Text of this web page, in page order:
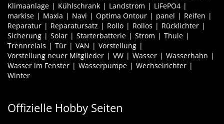
Klimaanlage
Kühlschrank Landstrom
LiFePO4
markise
Maxia Navi Optima Ontour panel
Reifen
Reparatur
Reparatursatz Rollo Rollos
Rücklichter
Sicherung
Solar Starterbatterie Strom
Thule
Trennrelais
Tür VAN
Vorstellung
Vorstellung neuer Mitglieder
VW Wasser
Wasserhahn
Wasser im Fenster
Wasserpumpe
Wechselrichter
Winter
Offizielle Hobby Seiten